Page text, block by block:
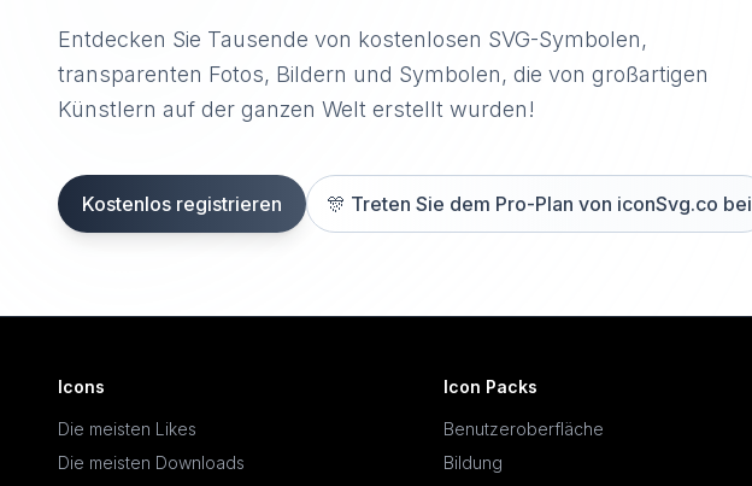
Entdecken Sie Tausende von kostenlosen SVG-Symbolen,
transparenten Fotos, Bildern und Symbolen, die von großartigen
Künstlern auf der ganzen Welt erstellt wurden!
Kostenlos registrieren 🎊 Treten Sie dem Pro-Plan von iconSvg.co bei
Icons
Die meisten Likes
Die meisten Downloads
Icon Packs
Benutzeroberfläche
Bildung